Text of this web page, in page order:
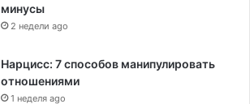
минусы
2 недели ago
Нарцисс: 7 способов манипулировать
отношениями
1 неделя ago